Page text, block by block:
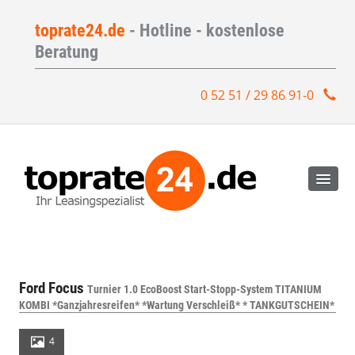
toprate24.de - Hotline - kostenlose
Beratung
0 52 51 / 29 86 91-0
Ford Focus Turnier 1.0 EcoBoost Start-Stopp-System TITANIUM
KOMBI *Ganzjahresreifen* *Wartung Verschleiß* * TANKGUTSCHEIN*
4